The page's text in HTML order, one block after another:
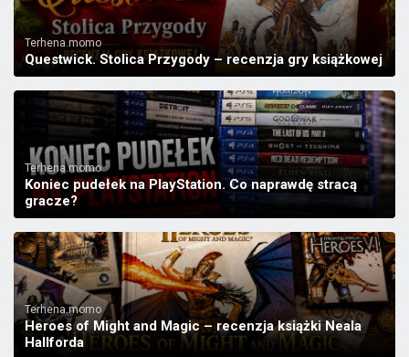
Terhena.momo
Questwick. Stolica Przygody – recenzja gry książkowej
Terhena.momo
Koniec pudełek na PlayStation. Co naprawdę stracą
gracze?
Terhena.momo
Heroes of Might and Magic – recenzja książki Neala
Hallforda